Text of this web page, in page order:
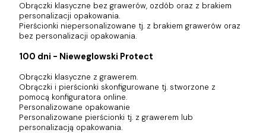
Obrączki klasyczne bez grawerów, ozdób oraz z brakiem
personalizacji opakowania.
Pierścionki niepersonalizowane tj. z brakiem grawerów oraz
bez personalizacji opakowania.
100 dni - Nieweglowski Protect
Obrączki klasyczne z grawerem.
Obrączki i pierścionki skonfigurowane tj. stworzone z
pomocą konfiguratora online.
Personalizowane opakowanie
Personalizowane pierścionki tj. z grawerem lub
personalizacją opakowania.